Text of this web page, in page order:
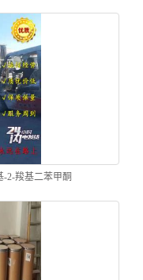
-2-羧基二苯甲酮